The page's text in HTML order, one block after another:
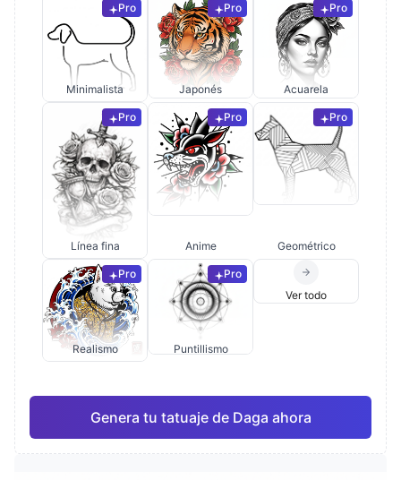
Pro
Minimalista
Pro
Japonés
Pro
Acuarela
Pro
Línea fina
Pro
Anime
Pro
Geométrico
Pro
Realismo
Pro
Puntillismo
Ver todo
Genera tu tatuaje de Daga ahora